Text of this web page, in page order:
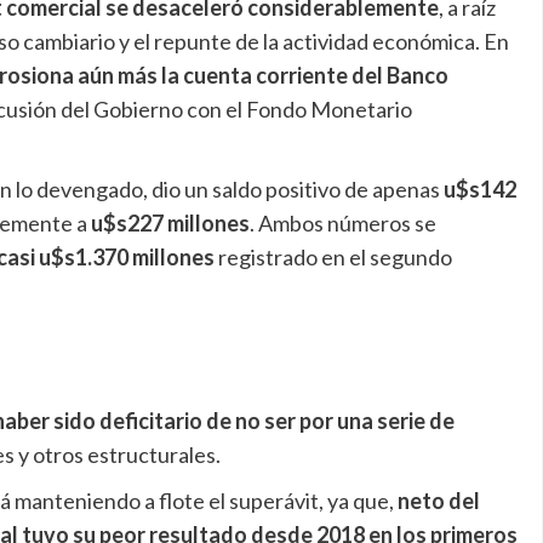
se desaceleró considerablemente, a raíz
cambiario y el repunte de la actividad económica. En
aún más la cuenta corriente del Banco
del Gobierno con el Fondo Monetario
lo devengado, dio un saldo positivo de apenas u$s142
a u$s227 millones. Ambos números se
u$s1.370 millones registrado en el segundo
sido deficitario de no ser por una serie de
y otros estructurales.
manteniendo a flote el superávit, ya que, neto del
tuvo su peor resultado desde 2018 en los primeros